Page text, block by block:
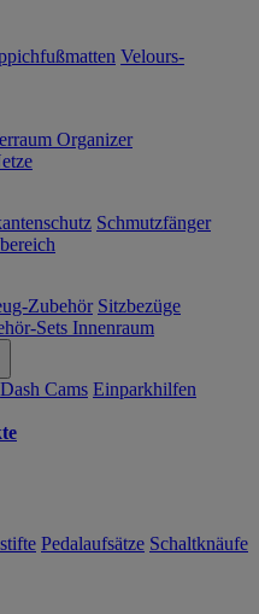
Velours-
Organizer
Schmutzfänger
Zubehör Sitzbezüge
Sets Innenraum
Dash Cams Einparkhilfen
Pedalaufsätze Schaltknäufe